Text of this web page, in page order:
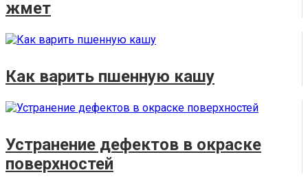
жмет
Как варить пшенную кашу
Устранение дефектов в окраске
поверхностей